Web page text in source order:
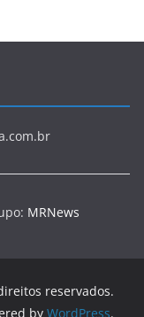
MRNews
reservados.
by WordPress.